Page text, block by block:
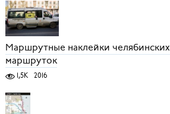
Маршрутные наклейки челябинских
маршруток
1,5K 2016